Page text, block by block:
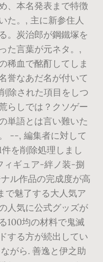
、本名発表まで特徴
た。, 主に新参住人
。炭治郎が鋼鐵塚を
た言葉が元ネタ。,
稀血で酩酊してしま
誉なあだ名が付いて
除された項目をしつ
らしでは？クソゲー
単語とは言い難いた
--, 編集者に対して
を削除処理しまし
ィギュア-絆ノ装-捌
ル作品の完成度が高
で魅了する大人気ア
人気に公式グッズが
100均の材料で鬼滅
する方が続出してい
がら. 善逸と伊之助